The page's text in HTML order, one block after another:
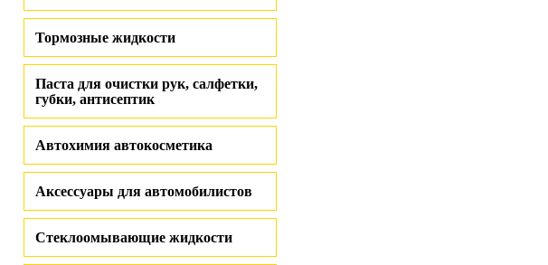
Тормозные жидкости
Паста для очистки рук, салфетки,
губки, антисептик
Автохимия автокосметика
Аксессуары для автомобилистов
Стеклоомывающие жидкости